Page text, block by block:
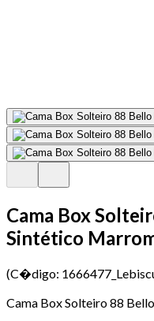
Cama Box
Sintético
(C�digo:
Cama Box Solteiro 88